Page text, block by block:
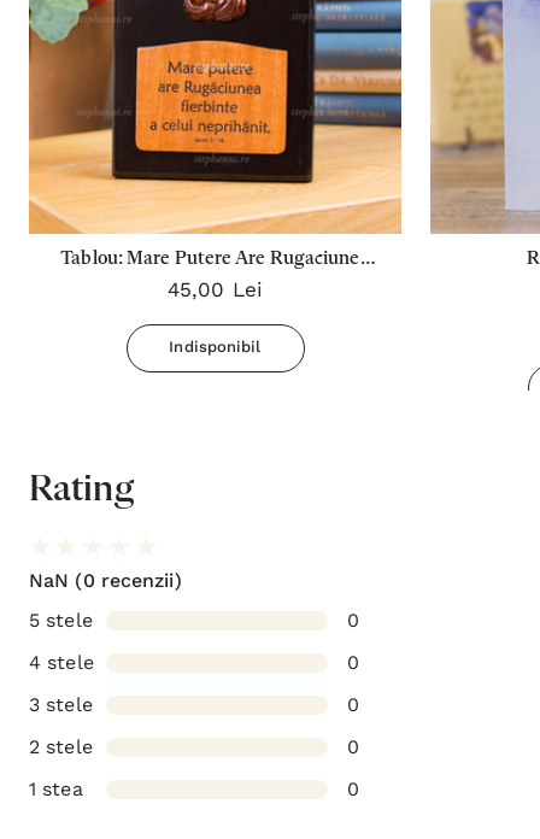
Tablou: Mare Putere Are Rugaciunea
Fierbinte
45,00 Lei
Indisponibil
Rating
NaN (0 recenzii)
5 stele
0
4 stele
0
3 stele
0
2 stele
0
1 stea
0